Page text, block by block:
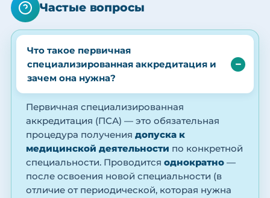
Частые вопросы
Что такое первичная
специализированная аккредитация и
зачем она нужна?
Первичная специализированная
аккредитация (ПСА) — это обязательная
процедура получения допуска к
медицинской деятельности по конкретной
специальности. Проводится однократно —
после освоения новой специальности (в
отличие от периодической, которая нужна